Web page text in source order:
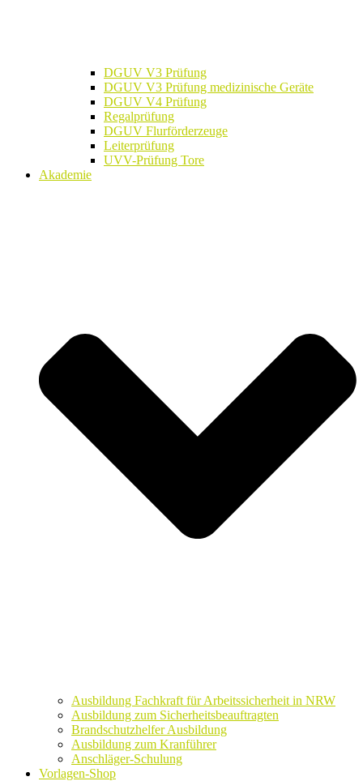
DGUV V3 Prüfung
DGUV V3 Prüfung medizinische Geräte
DGUV V4 Prüfung
Regalprüfung
DGUV Flurförderzeuge
Leiterprüfung
UVV-Prüfung Tore
Akademie
Ausbildung Fachkraft für Arbeitssicherheit in NRW
Ausbildung zum Sicherheitsbeauftragten
Brandschutzhelfer Ausbildung
Ausbildung zum Kranführer
Anschläger-Schulung
Vorlagen-Shop